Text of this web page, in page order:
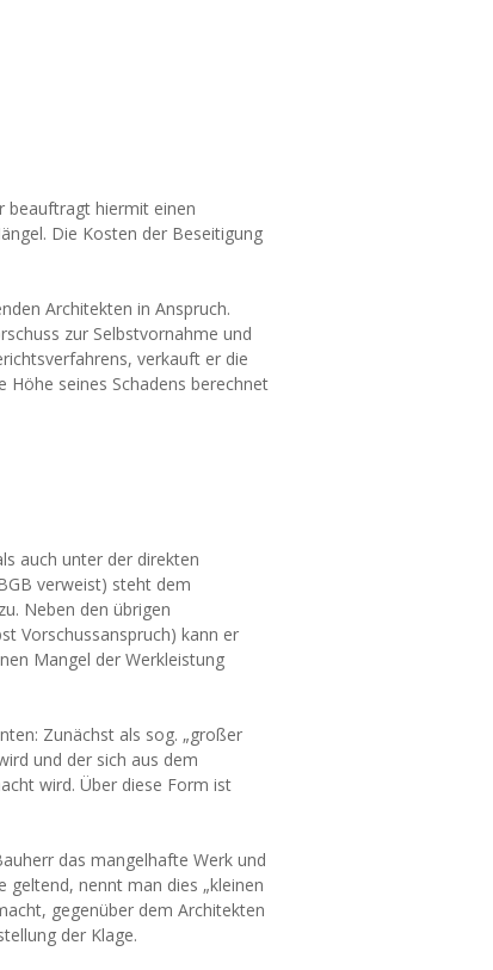
beauftragt hiermit einen
Die Kosten der Beseitigung
Architekten in Anspruch.
zur Selbstvornahme und
verkauft er die
Höhe seines Schadens berechnet
auch unter der direkten
verweist) steht dem
Neben den übrigen
Vorschussanspruch) kann er
Mangel der Werkleistung
Zunächst als sog. „großer
und der sich aus dem
wird. Über diese Form ist
das mangelhafte Werk und
geltend, nennt man dies „kleinen
gegenüber dem Architekten
der Klage.